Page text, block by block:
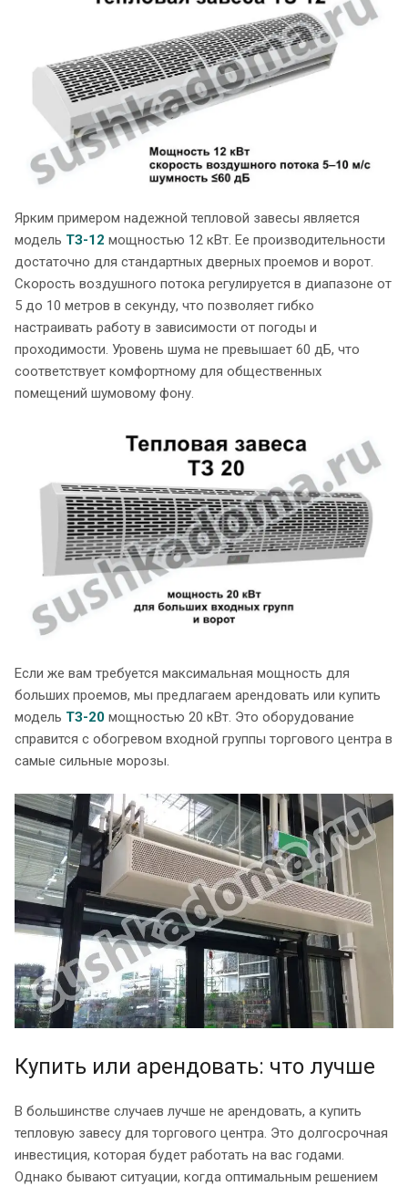
Ярким примером надежной тепловой завесы является
модель ТЗ-12 мощностью 12 кВт. Ее производительности
достаточно для стандартных дверных проемов и ворот.
Скорость воздушного потока регулируется в диапазоне от
5 до 10 метров в секунду, что позволяет гибко
настраивать работу в зависимости от погоды и
проходимости. Уровень шума не превышает 60 дБ, что
соответствует комфортному для общественных
помещений шумовому фону.
Если же вам требуется максимальная мощность для
больших проемов, мы предлагаем арендовать или купить
модель ТЗ-20 мощностью 20 кВт. Это оборудование
справится с обогревом входной группы торгового центра в
самые сильные морозы.
Купить или арендовать: что лучше
В большинстве случаев лучше не арендовать, а купить
тепловую завесу для торгового центра. Это долгосрочная
инвестиция, которая будет работать на вас годами.
Однако бывают ситуации, когда оптимальным решением